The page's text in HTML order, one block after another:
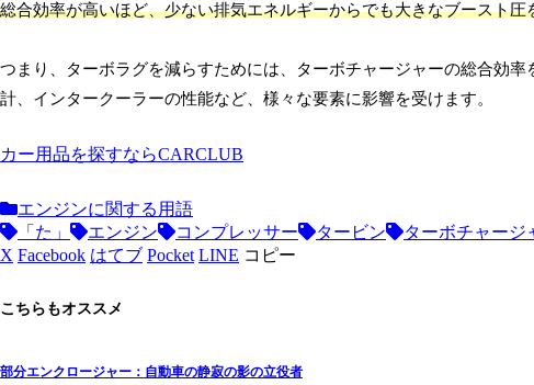
総合効率が高いほど、少ない排気エネルギーからでも大きなブースト
つまり、ターボラグを減らすためには、ターボチャージャーの総合効
計、インタークーラーの性能など、様々な要素に影響を受けます。
カー用品を探すならCARCLUB
エンジンに関する用語
「た」
エンジン コンプレッサー タービン ターボチャージ
X Facebook はてブ Pocket LINE コピー
こちらもオススメ
部分エンクロージャー：自動車の静寂の影の立役者